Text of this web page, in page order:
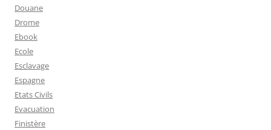
Douane
Drome
Ebook
Ecole
Esclavage
Espagne
Etats Civils
Evacuation
Finistère